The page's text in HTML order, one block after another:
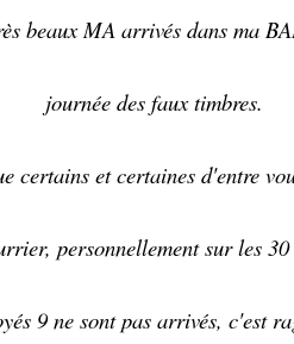
beaux MA arrivés dans ma
journée des faux timbres.
certains et certaines d'entre
personnellement sur les
9 ne sont pas arrivés, c'est